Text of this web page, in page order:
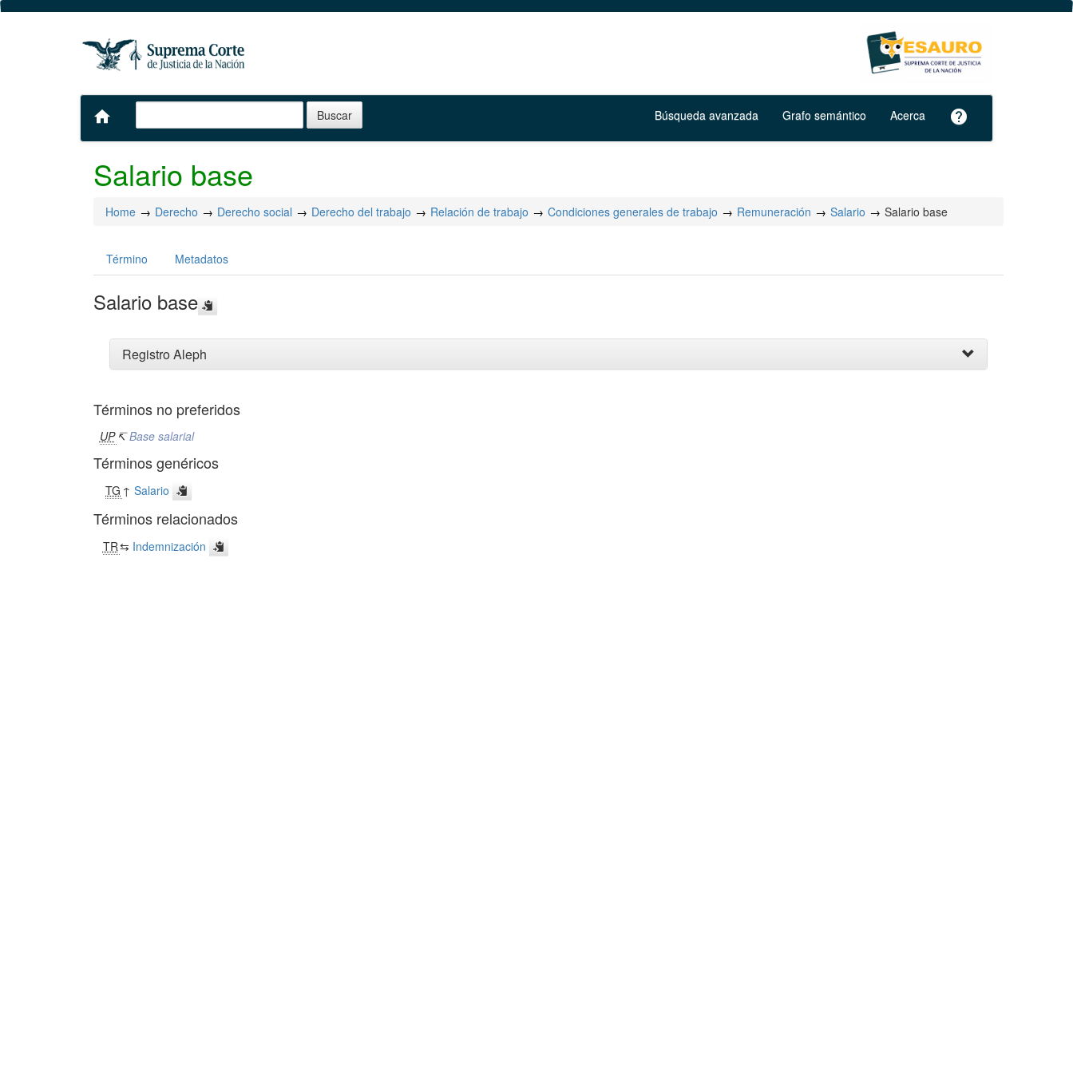
home Búsqueda avanzada Grafo semántico Acerca help
Salario base
Home Derecho Derecho social Derecho del trabajo Relación de trabajo Condiciones generales de trabajo Remuneración Salario Salario base
Término Metadatos
Salario base
Registro Aleph
Términos no preferidos
UP ↸Base salarial
Términos genéricos
TG ↑Salario
Términos relacionados
TR⇆ Indemnización